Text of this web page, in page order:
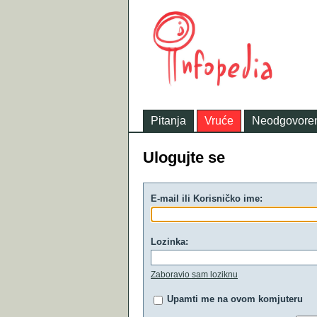
Pitanja Vruće
Ulogujte se
E-mail ili Korisničko ime:
Lozinka:
Zaboravio sam loziknu
Upamti me na ovom komjuteru